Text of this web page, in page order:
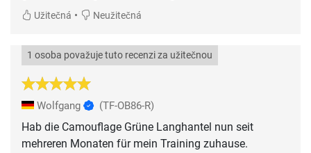
Užitečná • Neužitečná
1 osoba považuje tuto recenzi za užitečnou
Wolfgang (TF-OB86-R)
Hab die Camouflage Grüne Langhantel nun seit
mehreren Monaten für mein Training zuhause.